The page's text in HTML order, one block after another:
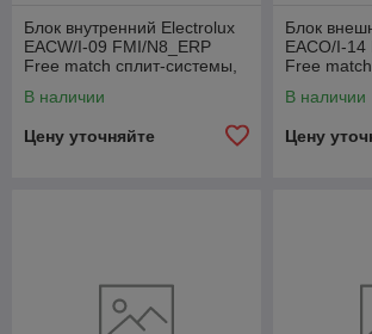
Блок внутренний Electrolux
EACW/I-09 FMI/N8_ERP
Free match сплит-системы,
В наличии
Цену уточняйте
Блок
EACO/I-14
Free
В наличии
Цену